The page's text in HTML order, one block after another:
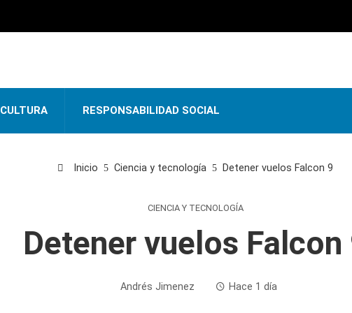
CULTURA RESPONSABILIDAD SOCIAL
Inicio Ciencia y tecnología Detener vuelos Falcon 9
CIENCIA Y TECNOLOGÍA
Detener vuelos Falcon
Andrés Jimenez Hace 1 día